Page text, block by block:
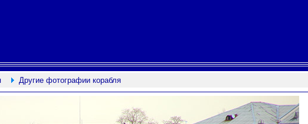
Другие фотографии корабля